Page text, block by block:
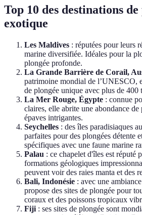
Top 10 des destinations de
exotique
Les Maldives : réputées pour leurs
marine diversifiée. Idéales pour la
plongée profonde.
La Grande Barrière de Corail,
patrimoine mondial de l’UNESCO,
de plongée unique avec plus de 400
La Mer Rouge, Égypte : connue
claires, elle abrite une abondance de
épaves intrigantes.
Seychelles : des îles paradisiaques
parfaites pour des plongées détente
spécifiques avec une faune marine
Palau : ce chapelet d'îles est réputé
formations géologiques
peuvent voir des raies manta et des
Bali, Indonésie : avec une
propose des sites de plongée pour
coraux et des poissons tropicaux
Fiji : ses sites de plongée sont